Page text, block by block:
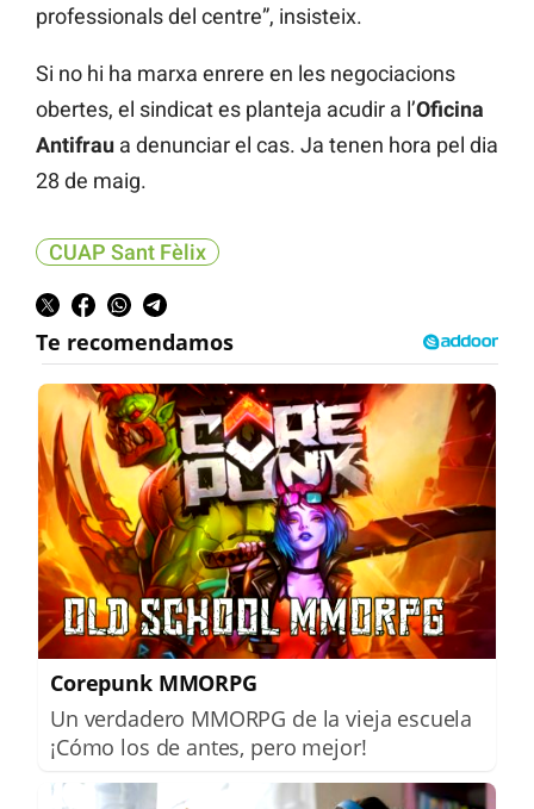
professionals del centre”, insisteix.
Si no hi ha marxa enrere en les negociacions
obertes, el sindicat es planteja acudir a l’Oficina
Antifrau a denunciar el cas. Ja tenen hora pel dia
28 de maig.
CUAP Sant Fèlix
Corepunk MMORPG
Un verdadero MMORPG de la vieja escuela
¡Cómo los de antes, pero mejor!